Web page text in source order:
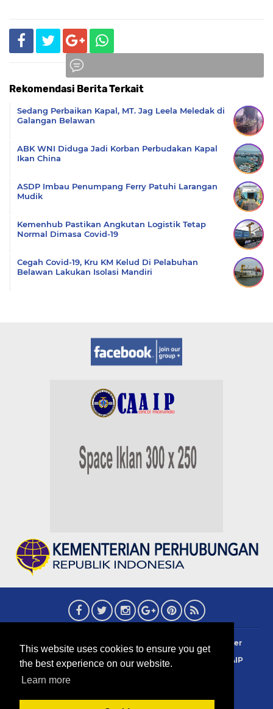
This website uses cookies to ensure you get
the best experience on our website.
Learn more
Rekomendasi Berita Terkait
Sedang Perbaikan Kapal, MT. Jag Leela Meledak di
Galangan Belawan
ABK WNI Diduga Jadi Korban Perbudakan Kapal
Ikan China
ASDP Imbau Penumpang Ferry Patuhi Larangan
Mudik
Kemenhub Pastikan Angkutan Logistik Tetap
Normal Dimasa Covid-19
Cegah Covid-19, Kru KM Kelud Di Pelabuhan
Belawan Lakukan Isolasi Mandiri
About Redaksi Contact
Disclaimer
Terms Of Use
Pedoman Siber Info Iklan Sejarah AIP